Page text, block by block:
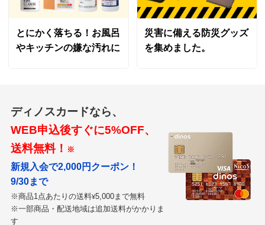
ブラック
が剥がれてしまいました。慣れる迄試します。ですが、
揚げ物が億劫無く出来るようになりました。
2022/06/18
ブラック
とにかく落ちる！お風呂
やキッチンの嫌な汚れに
災害に備える防災グッズ
を集めました。
ディノスカードなら、
WEB申込後すぐに5%OFF、
送料無料！ ※
新規入会で2,000円クーポン！
9/30まで
※商品1点あたりの送料¥5,000まで無料
※一部商品・配送地域は追加送料がかかりま
す